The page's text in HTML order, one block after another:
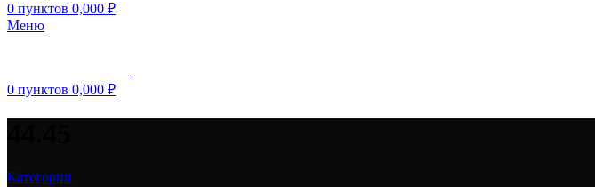
0 пунктов 0,000 ₽
Меню
0 пунктов 0,000 ₽
Категории